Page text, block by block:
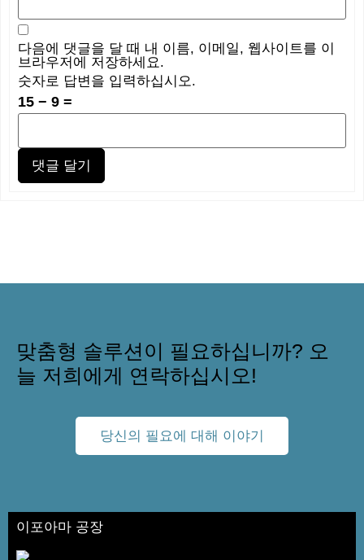
다음에 댓글을 달 때 내 이름, 이메일, 웹사이트를 이
브라우저에 저장하세요.
숫자로 답변을 입력하십시오.
15 − 9 =
맞춤형 솔루션이 필요하십니까? 오
늘 저희에게 연락하십시오!
당신의 필요에 대해 이야기
이포아마 공장